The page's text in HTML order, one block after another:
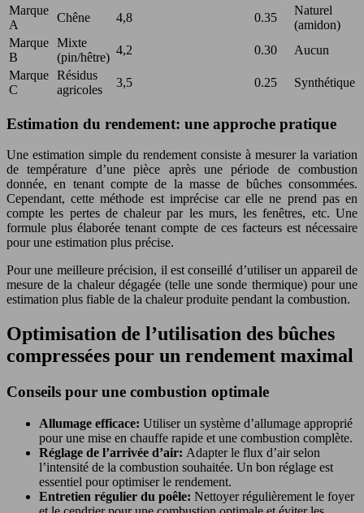
Marque
A
Chêne 4,8 0.35
Naturel
(amidon)
Marque
B
Mixte
(pin/hêtre)
4,2 0.30
Aucun
Marque
C
Résidus
agricoles
3,5 0.25 Synthétique
Estimation du rendement: une approche pratique
Une estimation simple du rendement consiste à mesurer la variation
de température d’une pièce après une période de combustion
donnée, en tenant compte de la masse de bûches consommées.
Cependant, cette méthode est imprécise car elle ne prend pas en
compte les pertes de chaleur par les murs, les fenêtres, etc. Une
formule plus élaborée tenant compte de ces facteurs est nécessaire
pour une estimation plus précise.
Pour une meilleure précision, il est conseillé d’utiliser un appareil de
mesure de la chaleur dégagée (telle une sonde thermique) pour une
estimation plus fiable de la chaleur produite pendant la combustion.
Optimisation de l’utilisation des bûches
compressées pour un rendement maximal
Conseils pour une combustion optimale
Allumage efficace: Utiliser un système d’allumage approprié
pour une mise en chauffe rapide et une combustion complète.
Réglage de l’arrivée d’air: Adapter le flux d’air selon
l’intensité de la combustion souhaitée. Un bon réglage est
essentiel pour optimiser le rendement.
Entretien régulier du poêle: Nettoyer régulièrement le foyer